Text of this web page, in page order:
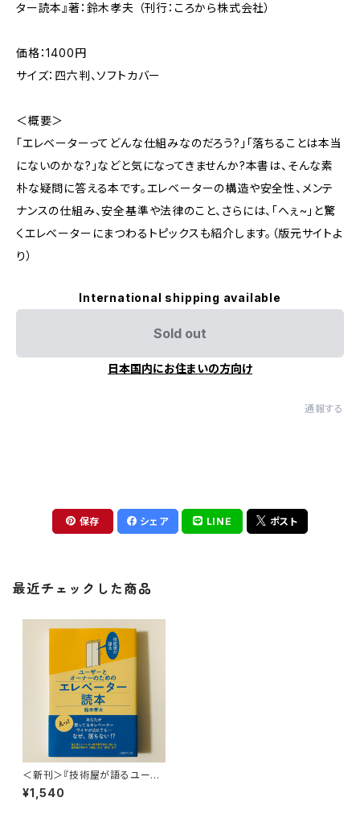
ター読本』著：鈴木孝夫 （刊行：ころから株式会社）
価格：1400円
サイズ：四六判、ソフトカバー
＜概要＞
「エレベーターってどんな仕組みなのだろう?」「落ちることは本当
にないのかな?」などと気になってきませんか?本書は、そんな素
朴な疑問に答える本です。エレベーターの構造や安全性、メンテ
ナンスの仕組み、安全基準や法律のこと、さらには、「へぇ~」と驚
くエレベーターにまつわるトピックスも紹介します。（版元サイトよ
り）
International shipping available
Sold out
日本国内にお住まいの方向け
通報する
保存 シェア LINE ポスト
最近チェックした商品
＜新刊＞『技術屋が語るユーザ
ーとオーナーのためのエレベー
ター読本』著：鈴木孝夫 （刊行：
¥1,540